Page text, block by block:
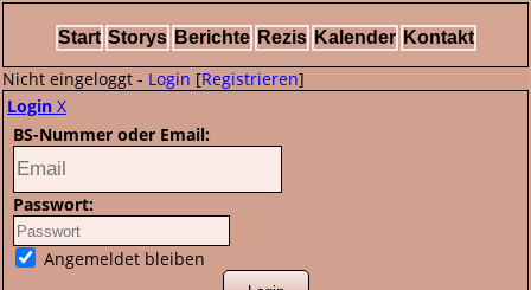
Start Storys Berichte Rezis Kalender Kontakt
Nicht eingeloggt - Login [Registrieren]
Login X
BS-Nummer oder Email:
Passwort:
Angemeldet bleiben